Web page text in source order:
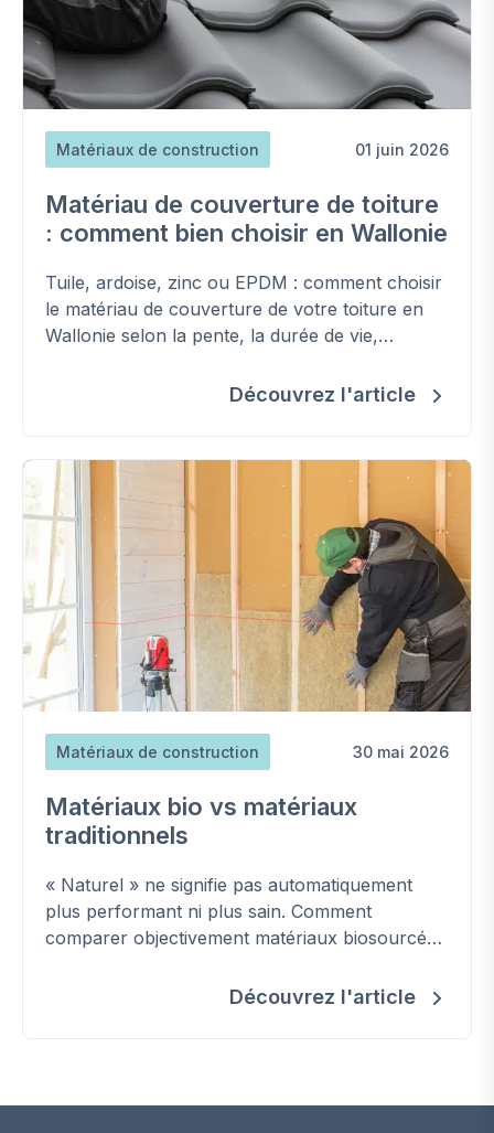
Matériaux de construction 01 juin 2026
Matériau de couverture de toiture
: comment bien choisir en Wallonie
Tuile, ardoise, zinc ou EPDM : comment choisir
le matériau de couverture de votre toiture en
Wallonie selon la pente, la durée de vie,
Découvrez l'article
Matériaux de construction 30 mai 2026
Matériaux bio vs matériaux
traditionnels
« Naturel » ne signifie pas automatiquement
plus performant ni plus sain. Comment
comparer objectivement matériaux biosourcés
Découvrez l'article